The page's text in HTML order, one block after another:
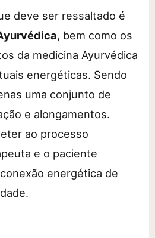
deve ser ressaltado é
, bem como os
da medicina Ayurvédica
energéticas. Sendo
uma conjunto de
e alongamentos.
ao processo
e o paciente
energética de